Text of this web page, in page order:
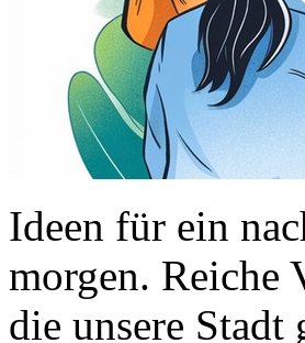
Ideen für ein
morgen. Reiche
die unsere